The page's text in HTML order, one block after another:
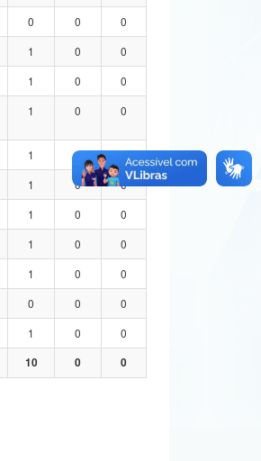
0 0
0
1 0
0
1 0
0
1 0 0
1 0
0
1 0
0
1 0
0
1 0
0
1 0
0
0 0
0
1 0
0
10 0 0